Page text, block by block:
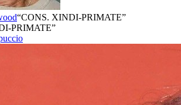
“CONS. XINDI-PRIMATE”
PRIMATE”